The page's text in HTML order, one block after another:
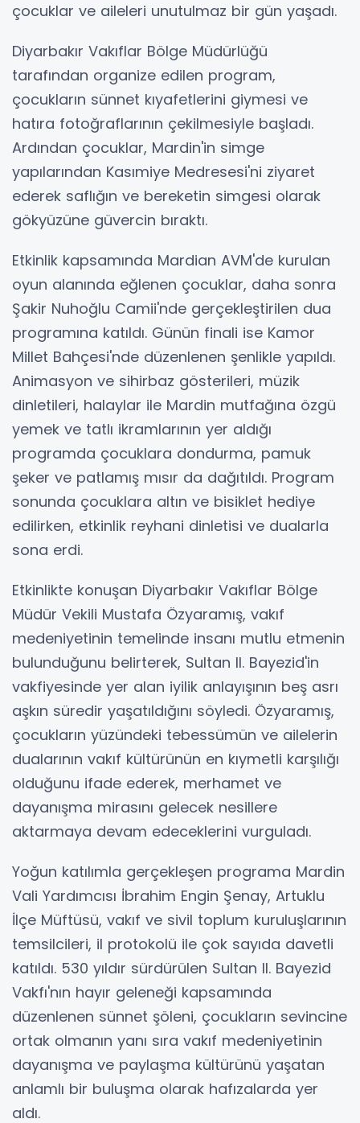
çocuklar ve aileleri unutulmaz bir gün yaşadı.
Diyarbakır Vakıflar Bölge Müdürlüğü
tarafından organize edilen program,
çocukların sünnet kıyafetlerini giymesi ve
hatıra fotoğraflarının çekilmesiyle başladı.
Ardından çocuklar, Mardin'in simge
yapılarından Kasımiye Medresesi'ni ziyaret
ederek saflığın ve bereketin simgesi olarak
gökyüzüne güvercin bıraktı.
Etkinlik kapsamında Mardian AVM'de kurulan
oyun alanında eğlenen çocuklar, daha sonra
Şakir Nuhoğlu Camii'nde gerçekleştirilen dua
programına katıldı. Günün finali ise Kamor
Millet Bahçesi'nde düzenlenen şenlikle yapıldı.
Animasyon ve sihirbaz gösterileri, müzik
dinletileri, halaylar ile Mardin mutfağına özgü
yemek ve tatlı ikramlarının yer aldığı
programda çocuklara dondurma, pamuk
şeker ve patlamış mısır da dağıtıldı. Program
sonunda çocuklara altın ve bisiklet hediye
edilirken, etkinlik reyhani dinletisi ve dualarla
sona erdi.
Etkinlikte konuşan Diyarbakır Vakıflar Bölge
Müdür Vekili Mustafa Özyaramış, vakıf
medeniyetinin temelinde insanı mutlu etmenin
bulunduğunu belirterek, Sultan II. Bayezid'in
vakfiyesinde yer alan iyilik anlayışının beş asrı
aşkın süredir yaşatıldığını söyledi. Özyaramış,
çocukların yüzündeki tebessümün ve ailelerin
dualarının vakıf kültürünün en kıymetli karşılığı
olduğunu ifade ederek, merhamet ve
dayanışma mirasını gelecek nesillere
aktarmaya devam edeceklerini vurguladı.
Yoğun katılımla gerçekleşen programa Mardin
Vali Yardımcısı İbrahim Engin Şenay, Artuklu
İlçe Müftüsü, vakıf ve sivil toplum kuruluşlarının
temsilcileri, il protokolü ile çok sayıda davetli
katıldı. 530 yıldır sürdürülen Sultan II. Bayezid
Vakfı'nın hayır geleneği kapsamında
düzenlenen sünnet şöleni, çocukların sevincine
ortak olmanın yanı sıra vakıf medeniyetinin
dayanışma ve paylaşma kültürünü yaşatan
anlamlı bir buluşma olarak hafızalarda yer
aldı.